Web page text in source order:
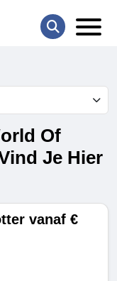
Of
Je Hier
vanaf €